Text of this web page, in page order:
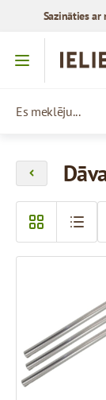
Sazināties
Iet uz saturu